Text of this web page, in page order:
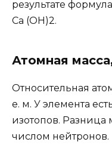
результате
Cа (OH)2.
Атомная
Относительная
е. м. У элемента
изотопов.
числом нейтронов.